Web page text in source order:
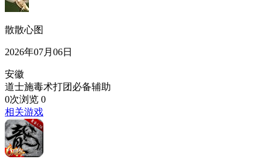
散散心图
2026年07月06日
安徽
道士施毒术打团必备辅助
0次浏览 0
相关游戏